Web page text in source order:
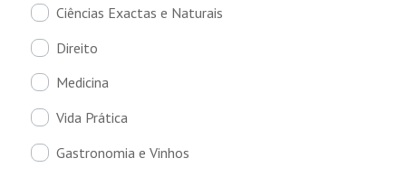
Ciências Exactas e Naturais
Direito
Medicina
Vida Prática
Gastronomia e Vinhos